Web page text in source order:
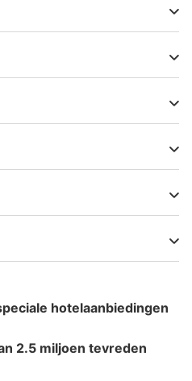
hotelaanbiedingen
2.5 miljoen tevreden